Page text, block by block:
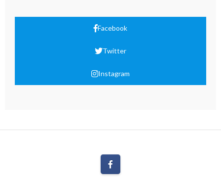
Facebook
Twitter
Instagram